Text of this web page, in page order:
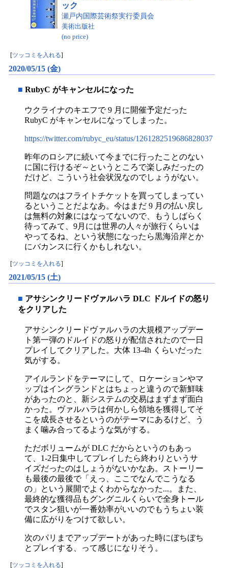
ック
瀬戸内国際芸術祭実行委員会
美術出版社
(no price)
[ツッコミを入れる]
2020/05/15 (金)
■ RubyC がキャンセルになった
ウクライナのキエフで 9 月に開催予定だった
RubyC がキャンセルになってしまった。
https://twitter.com/rubyc_eu/status/1261282519686828037
昨年のロシアに続いて今までに行ったことのない
に国に行けるぞ～というところで楽しみだったの
だけど、こういう社会状況なのでしょうがない。
問題なのはフライトチケットを買ってしまってい
るということだよなあ。今はまだ 9 月の払い戻し
は無料の対象にはなってないので、もうしばらく
待ってみて、9月には世界の人々が旅行くらいは
やってるね、という状態になったら黒海沿岸とか
にバカンスに行くかもしれない。
ツッコミを入れる
2021/05/15 (土)
■ アサシンクリードヴァルハラ DLC ドルイドの怒り
をクリアした
アサシンクリードヴァルハラの大規模アップデー
ト第一弾のドルイドの怒りが配信されたので一日
プレイしてクリアした。大体 13-4h くらいだった
気がする。
アイルランドをテーマにして、ロケーションやマ
ップはイングランドとはちょっと違うので新鮮味
があったのと、新システムの交易はまずまず面白
かった。ヴァルハラは何かしら領地を獲得してそ
こを成長させるというのがテーマにあるけど、う
まく噛み合ってるような気がする。
ただボリュームが DLC だからというのもあっ
て、1-2日集中してプレイしたら終わりというサ
イズだったのはしょうがないかなあ。ストーリー
も最後の最後で「えっ、ここでなんでこうなる
の」という展開でよくわからなかった...。また、
最終的な獲得品もグングニルくらいで全身トール
でスタン狙いが一番効率がいいのでもうちょい装
備に広がりをつけて欲しい。
次のパリまでアップデートがあった時にぼちぼち
とプレイする、って感じになりそう。
[ツッコミを入れる]